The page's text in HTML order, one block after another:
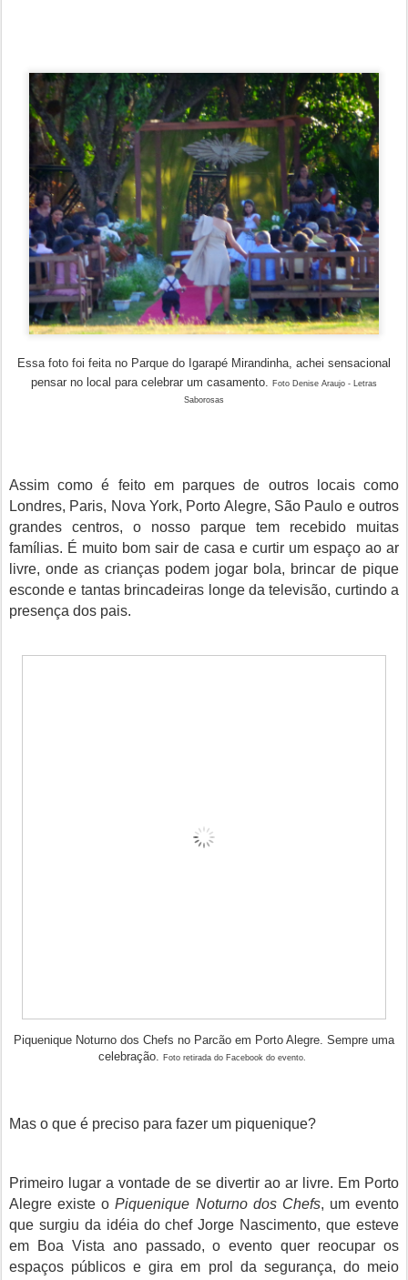
Essa foto foi feita no Parque do Igarapé Mirandinha, achei sensacional
pensar no local para celebrar um casamento.
Foto Denise Araujo - Letras
Saborosas
Assim como é feito em parques de outros locais como
Londres, Paris, Nova York, Porto Alegre, São Paulo e outros
grandes centros, o nosso parque tem recebido muitas
famílias. É muito bom sair de casa e curtir um espaço ao ar
livre, onde as crianças podem jogar bola, brincar de pique
esconde e tantas brincadeiras longe da televisão, curtindo a
presença dos pais.
Piquenique Noturno dos Chefs no Parcão em Porto Alegre. Sempre uma
celebração.
Foto retirada do Facebook do evento.
Mas o que é preciso para fazer um piquenique?
Primeiro lugar a vontade de se divertir ao ar livre. Em Porto
Alegre existe oPiquenique Noturno dos Chefs, um evento
que surgiu da idéia do chef Jorge Nascimento, que esteve
em Boa Vista ano passado, o evento quer reocupar os
espaços públicos e gira em prol da segurança, do meio